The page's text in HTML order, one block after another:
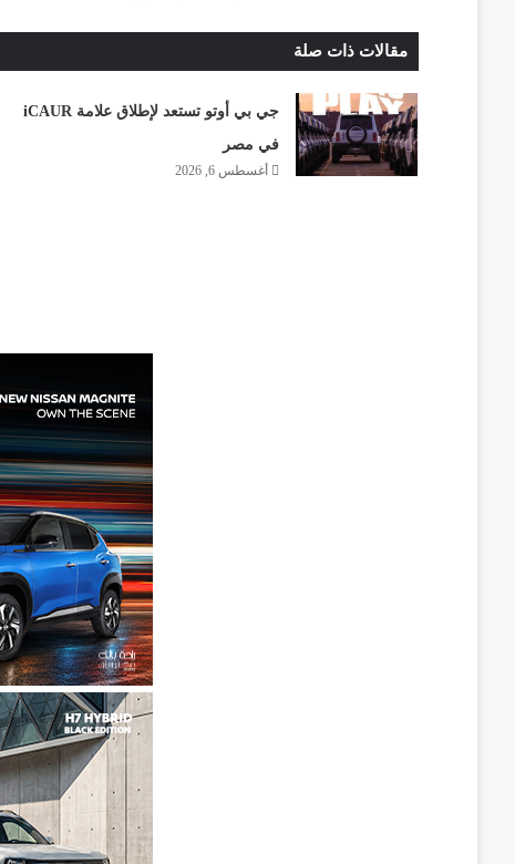
مقالات ذات صلة
جي بي أوتو تستعد لإطلاق علامة iCAUR
في مصر
أغسطس 6, 2026